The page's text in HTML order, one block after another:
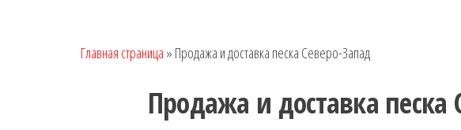
Главная страница » Продажа и доставка песка Северо-Запад
Продажа и доставка песка